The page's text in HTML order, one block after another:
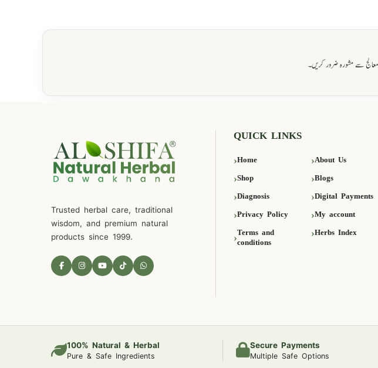
سے مشورہ ضرور کریں۔
Trusted herbal care, traditional
wisdom, and premium natural
products since 1999.
QUICK LINKS
Home About Us
Shop Blogs
Diagnosis Digital Payments
Privacy Policy My account
Terms and
conditions
Herbs Index
100% Natural & Herbal
Pure & Safe Ingredients
Secure Payments
Multiple Safe Options